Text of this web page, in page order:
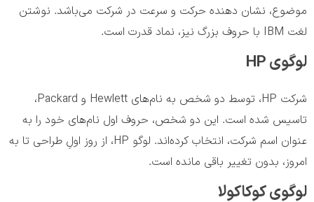
موضوع، نشان دهنده حرکت و سرعت در شرکت می‌باشد. نوشتن
لغت IBM با حروف بزرگ نیز، نماد قدرت است.
لوگوی HP
شرکت HP، توسط دو شخص به نام‌های Hewlett و Packard،
تاسیس شده است. این دو شخص، حروف اول نام‌های خود را به
عنوان اسم شرکت، انتخاب کرده‌اند. لوگو HP، از روز اولِ طراحی تا به
امروز، بدون تغییر باقی مانده است.
لوگوی کوکاکولا